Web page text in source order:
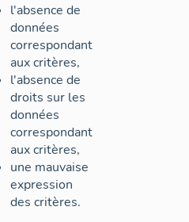
l'absence de
données
correspondant
aux critères,
l'absence de
droits sur les
données
correspondant
aux critères,
une mauvaise
expression
des critères.